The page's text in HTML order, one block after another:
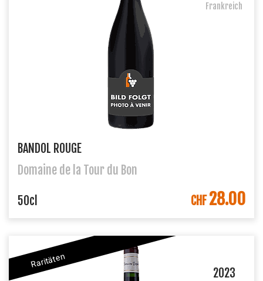
Frankreich
BANDOL ROUGE
Domaine de la Tour du Bon
IN DEN WARENKORB
50cl CHF28.00
Raritäten
2023